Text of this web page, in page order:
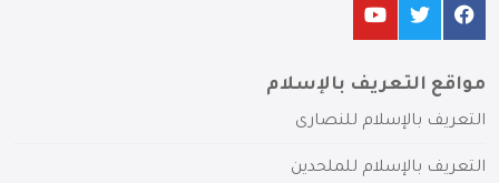
مواقع التعريف بالإسلام
التعريف بالإسلام للنصارى
التعريف بالإسلام للملحدين